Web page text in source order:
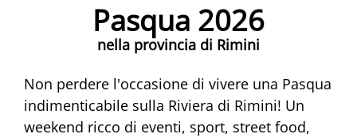
Pasqua 2026
nella provincia di Rimini
Non perdere l'occasione di vivere una Pasqua
indimenticabile sulla Riviera di Rimini! Un
weekend ricco di eventi, sport, street food,